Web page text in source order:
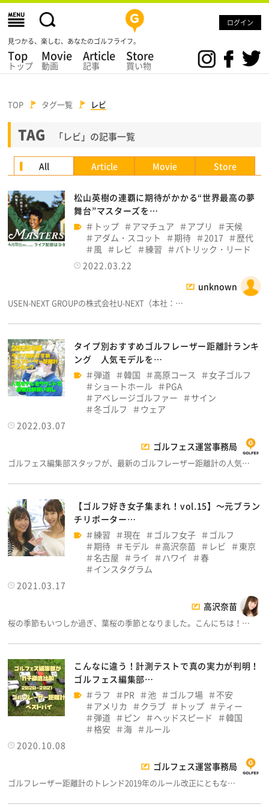
ログイン
見つかる、楽しむ、あなたのゴルフライフ。
Top
トップ
Movie
動画
Article
記事
Store
買い物
TOP タグ一覧 レビ
TAG 「レビ」の記事一覧
All Article Movie Store
松山英樹の連覇に期待がかかる“世界最高の夢
舞台”マスターズを…
トップ
アマチュア アプリ
天候
アダム・スコット
期待 2017
歴代
風
レビ 練習
パトリック・リード
2022.03.22
unknown
USEN-NEXT GROUPの株式会社U-NEXT（本社：…
タイプ別おすすめゴルフレーザー距離計ランキ
ング 人気モデルを…
弾道
韓国 高原コース
女子ゴルフ
ショートホール
PGA
アベレージゴルファー
サイン
冬ゴルフ
ウェア
2022.03.07
ゴルフェス運営事務局
ゴルフェス編集部スタッフが、最新のゴルフレーザー距離計の人気…
【ゴルフ好き女子集まれ！vol.15】～元ブラン
チリポーター…
練習
現在 ゴルフ女子
ゴルフ
期待
モデル 高沢奈苗 レビ
東京
名古屋
ライ ハワイ
春
インスタグラム
2021.03.17
高沢奈苗
桜の季節もいつしか過ぎ、葉桜の季節となりました。こんにちは！…
こんなに違う！計測テストで真の実力が判明！
ゴルフェス編集部…
ラフ
PR 池 ゴルフ場
不安
アメリカ
クラブ トップ
ティー
弾道
ピン ヘッドスピード
韓国
格安
海
ルール
2020.10.08
ゴルフェス運営事務局
ゴルフレーザー距離計のトレンド2019年のルール改正にともな…